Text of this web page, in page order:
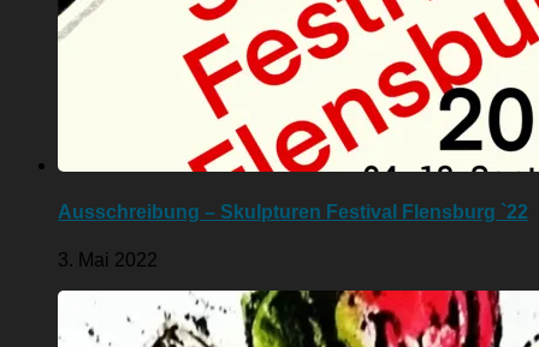
Ausschreibung – Skulpturen Festival Flensburg `22
3. Mai 2022